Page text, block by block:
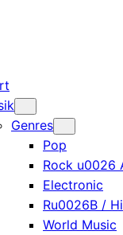
Genres
Pop
Rock u0026
Electronic
Ru0026B /
World Music